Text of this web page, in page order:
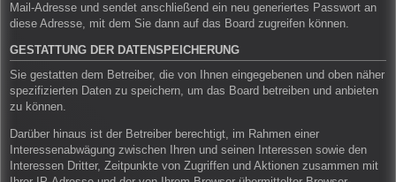
Mail-Adresse und sendet anschließend ein neu generiertes Passwort an
diese Adresse, mit dem Sie dann auf das Board zugreifen können.
GESTATTUNG DER DATENSPEICHERUNG
Sie gestatten dem Betreiber, die von Ihnen eingegebenen und oben näher
spezifizierten Daten zu speichern, um das Board betreiben und anbieten
zu können.
Darüber hinaus ist der Betreiber berechtigt, im Rahmen einer
Interessenabwägung zwischen Ihren und seinen Interessen sowie den
Interessen Dritter, Zeitpunkte von Zugriffen und Aktionen zusammen mit